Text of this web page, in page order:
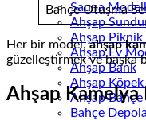
Sauna
Ahşap
Ahşap Piknik
Ahşap Ev
Ahşap Bank
Ahşap
Ahşap
Bahçe
Bahçe Otuşma
Her bir model,ahşap
güzelleştirmek ve
Ahşap Kamelya